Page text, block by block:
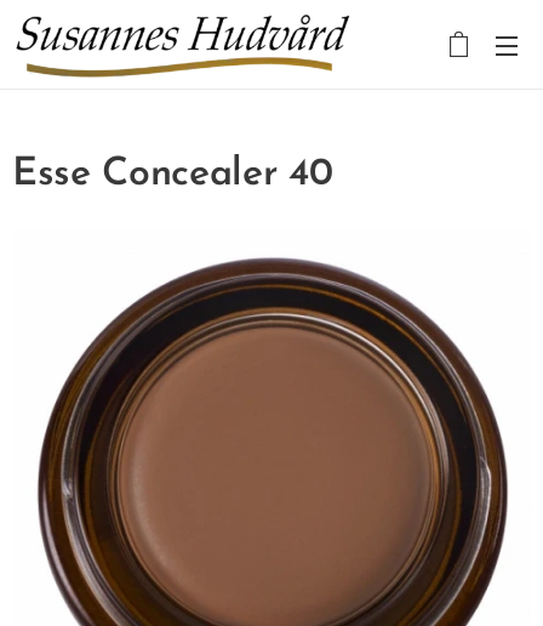
Esse Concealer 40